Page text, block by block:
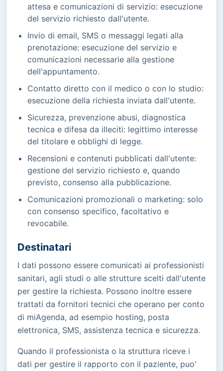
attesa e comunicazioni di servizio: esecuzione
del servizio richiesto dall'utente.
Invio di email, SMS o messaggi legati alla
prenotazione: esecuzione del servizio e
comunicazioni necessarie alla gestione
dell'appuntamento.
Contatto diretto con il medico o con lo studio:
esecuzione della richiesta inviata dall'utente.
Sicurezza, prevenzione abusi, diagnostica
tecnica e difesa da illeciti: legittimo interesse
del titolare e obblighi di legge.
Recensioni e contenuti pubblicati dall'utente:
gestione del servizio richiesto e, quando
previsto, consenso alla pubblicazione.
Comunicazioni promozionali o marketing: solo
con consenso specifico, facoltativo e
revocabile.
Destinatari
I dati possono essere comunicati ai professionisti
sanitari, agli studi o alle strutture scelti dall'utente
per gestire la richiesta. Possono inoltre essere
trattati da fornitori tecnici che operano per conto
di miAgenda, ad esempio hosting, posta
elettronica, SMS, assistenza tecnica e sicurezza.
Quando il professionista o la struttura riceve i
dati per gestire il rapporto con il paziente, puo'